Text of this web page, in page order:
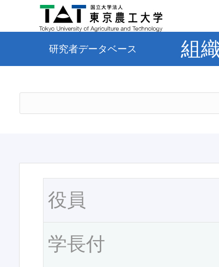
研究者データベース 組
役員
学長付